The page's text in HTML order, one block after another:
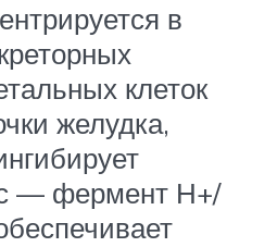
в
клеток
желудка,
— фермент Н+/